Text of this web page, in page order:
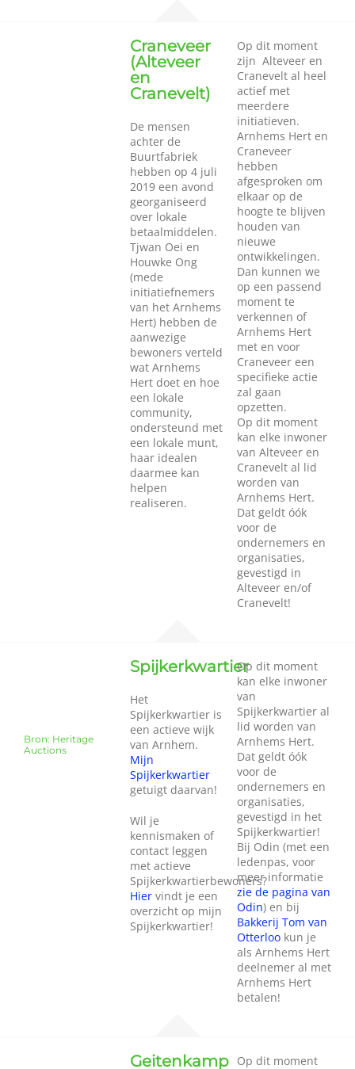
Craneveer
(Alteveer
en
Cranevelt)
De mensen
achter de
Buurtfabriek
hebben op 4 juli
2019 een avond
georganiseerd
over lokale
betaalmiddelen.
Tjwan Oei en
Houwke Ong
(mede
initiatiefnemers
van het Arnhems
Hert) hebben de
aanwezige
bewoners verteld
wat Arnhems
Hert doet en hoe
een lokale
community,
ondersteund met
een lokale munt,
haar idealen
daarmee kan
helpen
realiseren.
Op dit moment
zijn Alteveer en
Cranevelt al heel
actief met
meerdere
initiatieven.
Arnhems Hert en
Craneveer
hebben
afgesproken om
elkaar op de
hoogte te blijven
houden van
nieuwe
ontwikkelingen.
Dan kunnen we
op een passend
moment te
verkennen of
Arnhems Hert
met en voor
Craneveer een
specifieke actie
zal gaan
opzetten.
Op dit moment
kan elke inwoner
van Alteveer en
Cranevelt al lid
worden van
Arnhems Hert.
Dat geldt óók
voor de
ondernemers en
organisaties,
gevestigd in
Alteveer en/of
Cranevelt!
Bron: Heritage
Auctions
Spijkerkwartier
Het
Spijkerkwartier is
een actieve wijk
van Arnhem.
Mijn
Spijkerkwartier
getuigt daarvan!
Wil je
kennismaken of
contact leggen
met actieve
Spijkerkwartierbewoners?
Hier vindt je een
overzicht op mijn
Spijkerkwartier!
Op dit moment
kan elke inwoner
van
Spijkerkwartier al
lid worden van
Arnhems Hert.
Dat geldt óók
voor de
ondernemers en
organisaties,
gevestigd in het
Spijkerkwartier!
Bij Odin (met een
ledenpas, voor
meer informatie
zie de pagina van
Odin) en bij
Bakkerij Tom van
Otterlookun je
als Arnhems Hert
deelnemer al met
Arnhems Hert
betalen!
Geitenkamp Op dit moment